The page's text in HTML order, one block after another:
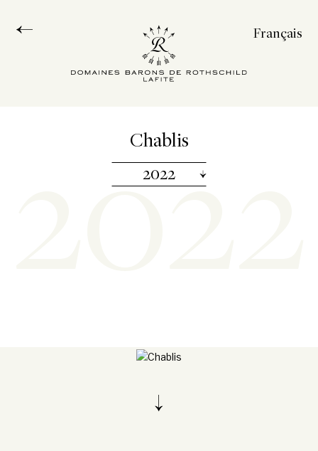
Français
2022
Chablis
2022